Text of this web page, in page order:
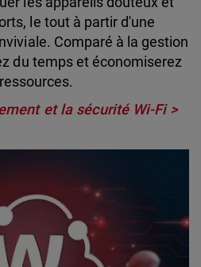
le tout à partir d'une
Comparé à la gestion
du temps et économiserez
et la sécurité Wi-Fi